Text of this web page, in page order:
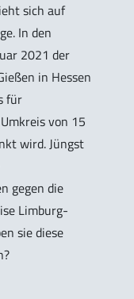
sich auf
In den
2021 der
in Hessen
für
von 15
wird. Jüngst
gegen die
Limburg-
sie diese